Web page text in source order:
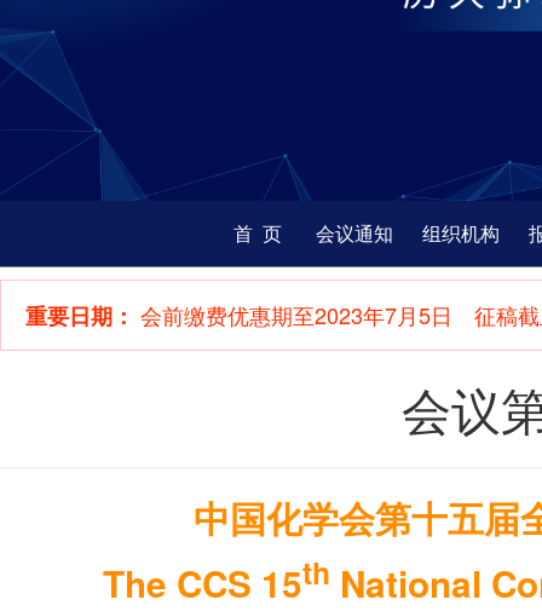
首 页 会议通知 组织机构
重要日期： 会前缴费优惠期至2023年7月5日 征稿
会议
中国化学会第十五届
The CCS 15th National